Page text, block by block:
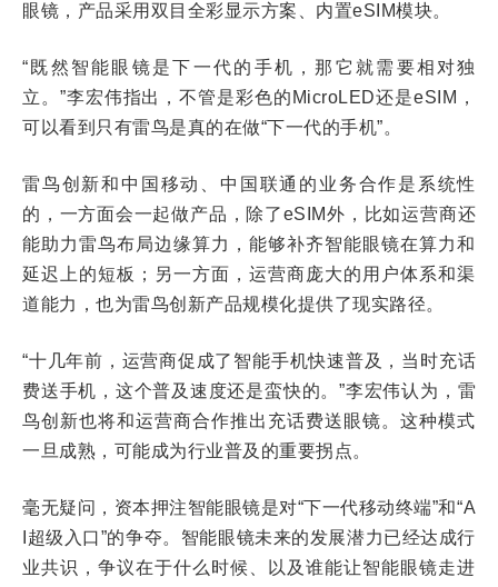
眼镜，产品采用双目全彩显示方案、内置eSIM模块。
“既然智能眼镜是下一代的手机，那它就需要相对独
立。”李宏伟指出，不管是彩色的MicroLED还是eSIM，
可以看到只有雷鸟是真的在做“下一代的手机”。
雷鸟创新和中国移动、中国联通的业务合作是系统性
的，一方面会一起做产品，除了eSIM外，比如运营商还
能助力雷鸟布局边缘算力，能够补齐智能眼镜在算力和
延迟上的短板；另一方面，运营商庞大的用户体系和渠
道能力，也为雷鸟创新产品规模化提供了现实路径。
“十几年前，运营商促成了智能手机快速普及，当时充话
费送手机，这个普及速度还是蛮快的。”李宏伟认为，雷
鸟创新也将和运营商合作推出充话费送眼镜。这种模式
一旦成熟，可能成为行业普及的重要拐点。
毫无疑问，资本押注智能眼镜是对“下一代移动终端”和“A
I超级入口”的争夺。智能眼镜未来的发展潜力已经达成行
业共识，争议在于什么时候、以及谁能让智能眼镜走进